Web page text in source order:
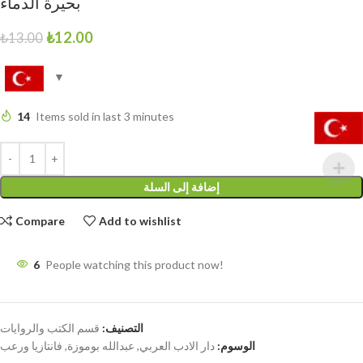
₺13.00 ₺12.00
14 Items sold in last 3 minutes
إضافة إلى السلة
Compare Add to wishlist
6 People watching this product now!
التصنيف: قسم الكتب والروايات
الوسوم: دار الادب العربي, عبدالله بوموزة, فانتازيا ورعب